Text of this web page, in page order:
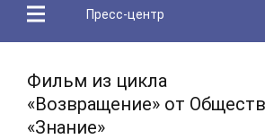
Пресс-центр
Фильм из цикла
«Возвращение» от
«Знание»